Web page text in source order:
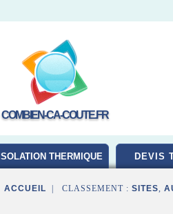
COMBIEN-CA-COUTE.FR
ISOLATION THERMIQUE DEVIS
ACCUEIL | CLASSEMENT : SITES,